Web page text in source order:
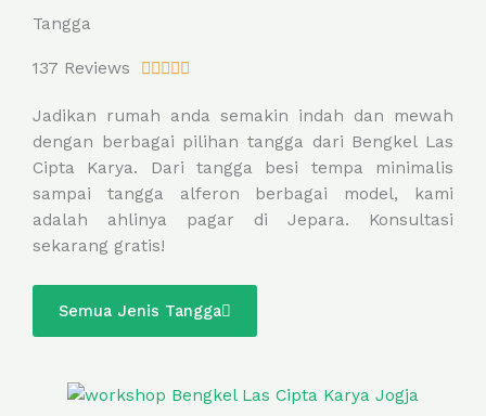
Tangga
137 Reviews 
t
e
d
5
o
Jadikan rumah anda semakin indah dan mewah
dengan berbagai pilihan tangga dari Bengkel Las
Cipta Karya. Dari tangga besi tempa minimalis
sampai tangga alferon berbagai model, kami
adalah ahlinya pagar di Jepara. Konsultasi
sekarang gratis!
Semua Jenis Tangga